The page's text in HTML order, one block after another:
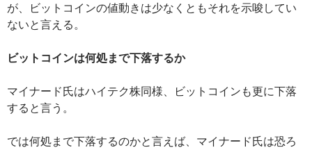
が、ビットコインの値動きは少なくともそれを示唆してい
ないと言える。
ビットコインは何処まで下落するか
マイナード氏はハイテク株同様、ビットコインも更に下落
すると言う。
では何処まで下落するのかと言えば、マイナード氏は恐ろ